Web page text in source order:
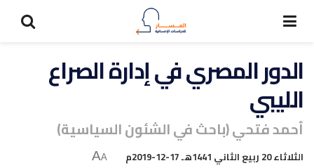
الدور المصري في إدارة الصراع
الليبي
أحمد فتحي (باحث في الشئون السياسية)
الثلاثاء 20 ربيع الثاني 1441هـ 17-12-2019م A
A